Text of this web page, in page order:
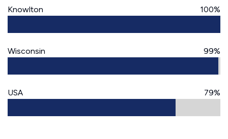
Knowlton 100%
Wisconsin 99%
USA 79%